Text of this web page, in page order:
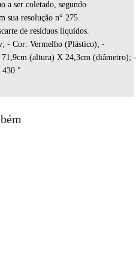
a ser coletado, segundo
sua resolução n° 275.
de resíduos líquidos.
- Cor: Vermelho (Plástico); -
(altura) X 24,3cm (diâmetro); -
430."